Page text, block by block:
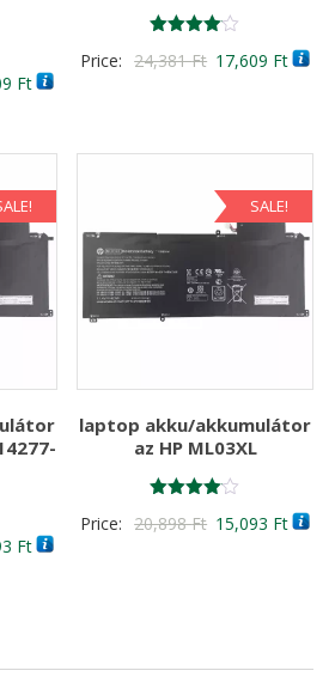
FtCurrent
4.00
Price: 24,381Ft Original
24,381 Ft
17,609 Ft
FtCurrent
SALE!
laptop akku/akkumulátor
az HP ML03XL
4.00
Price: 20,898Ft Original
15,093 Ft